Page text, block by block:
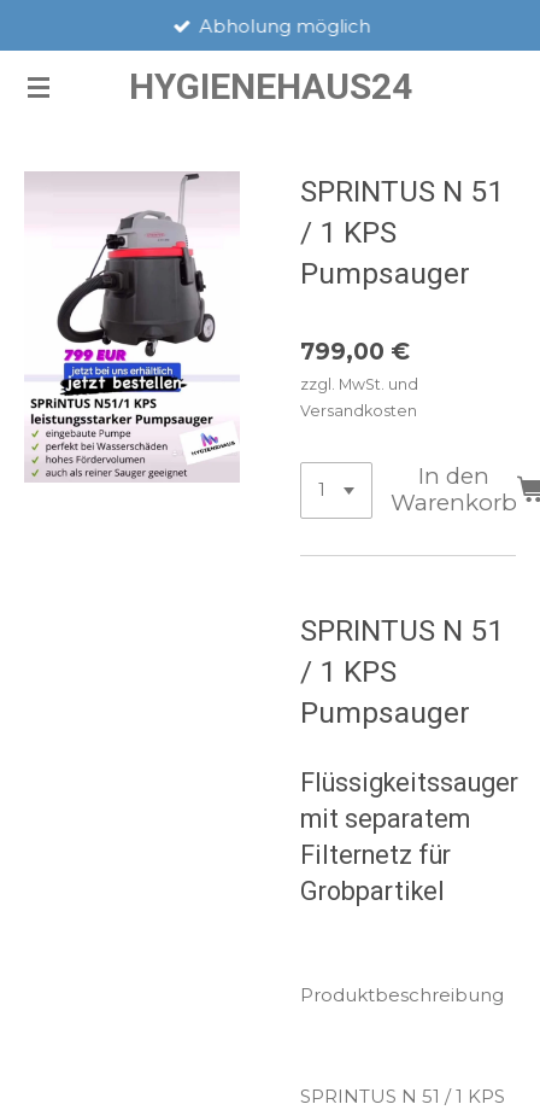
springen
HYGIENEHAUS24
Abholung möglich
SPRINTUS N 51
/ 1 KPS
Pumpsauger
799,00 €
zzgl. MwSt. und
Versandkosten
In den
Warenkorb
SPRINTUS N 51
/ 1 KPS
Pumpsauger
Flüssigkeitssauger
mit separatem
Filternetz für
Grobpartikel
Produktbeschreibung
SPRINTUS N 51 / 1 KPS